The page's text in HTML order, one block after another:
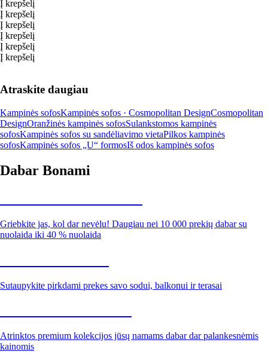
Į krepšelį
Į krepšelį
Į krepšelį
Į krepšelį
Į krepšelį
Į krepšelį
Atraskite daugiau
Kampinės sofosKampinės sofos · Cosmopolitan DesignCosmopolitan
DesignOranžinės kampinės sofosSulankstomos kampinės
sofosKampinės sofos su sandėliavimo vietaPilkos kampinės
sofosKampinės sofos „U“ formosIš odos kampinės sofos
Dabar Bonami
Griebkite jas, kol dar nevėlu! Daugiau nei 10 000 prekių dabar su
nuolaida iki 40 % nuolaida
Sutaupykite pirkdami prekes savo sodui, balkonui ir terasai
Atrinktos premium kolekcijos jūsų namams dabar dar palankesnėmis
kainomis